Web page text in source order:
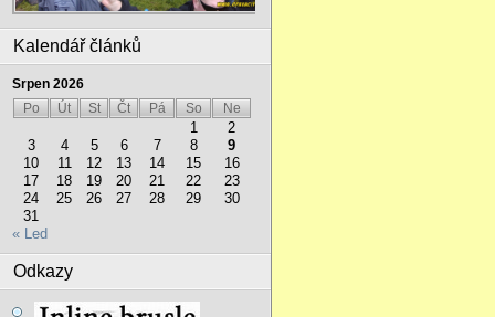
Kalendář článků
Srpen 2026
Po
Út St Čt Pá So Ne
1
2
3
4 5 6 7 8
9
10
11 12 13 14 15
16
17
18 19 20 21 22
23
24
25 26 27 28 29
30
31
« Led
Odkazy